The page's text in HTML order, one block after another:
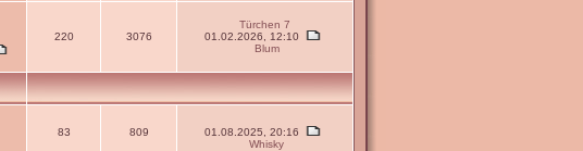
220 3076
Türchen 7
01.02.2026, 12:10
Blum
83 809
01.08.2025, 20:16
Whisky